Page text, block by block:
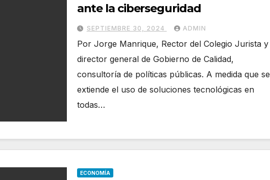
ante la ciberseguridad
SEPTIEMBRE 30, 2024 ADMIN
Por Jorge Manrique, Rector del Colegio Jurista y
director general de Gobierno de Calidad,
consultoría de políticas públicas. A medida que se
extiende el uso de soluciones tecnológicas en
todas…
ECONOMÍA